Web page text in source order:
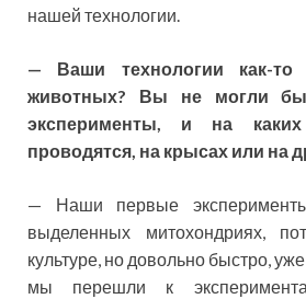
нашей технологии.
— Ваши технологии как-то
животных? Вы не могли бы
эксперименты, и на
проводятся, на крысах или на
— Наши первые
выделенных митохондриях,
культуре, но довольно быстро,
мы перешли к